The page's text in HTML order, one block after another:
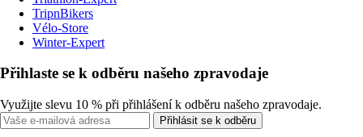
TripnBikers
Vélo-Store
Winter-Expert
Přihlaste se k odběru našeho zpravodaje
Využijte slevu 10 % při přihlášení k odběru našeho zpravodaje.
Přihlásit se k odběru